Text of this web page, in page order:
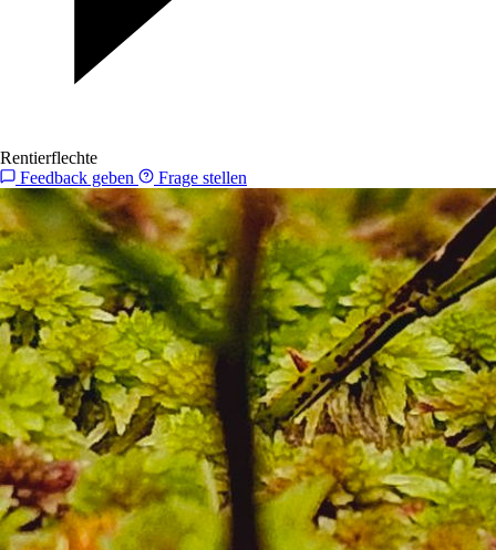
Rentierflechte
Feedback geben
Frage stellen